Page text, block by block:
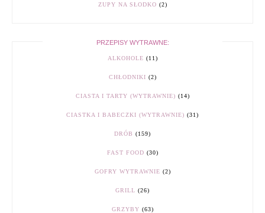
ZUPY NA SŁODKO (2)
PRZEPISY WYTRAWNE:
ALKOHOLE (11)
CHŁODNIKI (2)
CIASTA I TARTY (WYTRAWNIE) (14)
CIASTKA I BABECZKI (WYTRAWNIE) (31)
DRÓB (159)
FAST FOOD (30)
GOFRY WYTRAWNIE (2)
GRILL (26)
GRZYBY (63)